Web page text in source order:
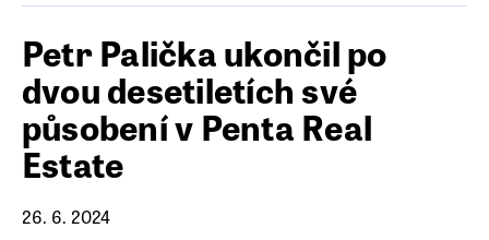
Petr Palička ukončil po
dvou desetiletích své
působení v Penta Real
Estate
26. 6. 2024